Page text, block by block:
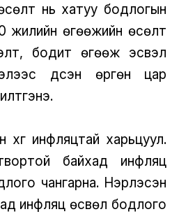
нь хатуу бодлогын
жилийн өгөөжийн өсөлт
бодит өгөөж эсвэл
үүдсэн өргөн цар
инфляцтай харьцуул.
байхад инфляц
чангарна. Нэрлэсэн
инфляц өсвөл бодлого